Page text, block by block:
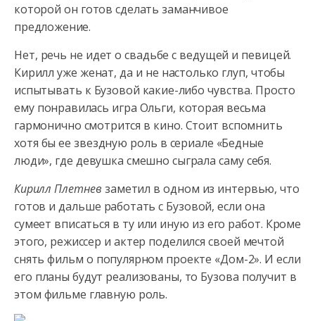
которой он готов сделать заманчивое
предложение.
Нет, речь не идет о свадьбе с ведущей и певицей.
Кирилл уже женат, да и не настолько глуп, чтобы
испытывать к Бузовой какие-либо чувства. Просто
ему понравилась игра Ольги, которая весьма
гармонично смотрится в кино. Стоит вспомнить
хотя бы ее звездную роль в сериале «Бедные
люди», где девушка смешно сыграла саму себя.
Кирилл Плетнев заметил в одном из интервью, что
готов и дальше работать с Бузовой, если она
сумеет вписаться в ту или иную из его работ. Кроме
этого, режиссер и актер поделился своей мечтой
снять фильм о популярном проекте «Дом-2». И если
его планы будут реализованы, то Бузова получит в
этом фильме главную роль.